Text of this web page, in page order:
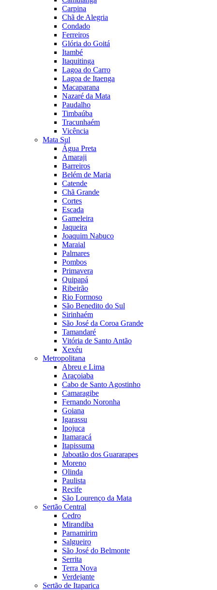
Carpina
Chã de Alegria
Condado
Ferreiros
Glória do Goitá
Itambé
Itaquitinga
Lagoa do Carro
Lagoa de Itaenga
Macaparana
Nazaré da Mata
Paudalho
Timbaúba
Tracunhaém
Vicência
Mata Sul
Água Preta
Amaraji
Barreiros
Belém de Maria
Catende
Chã Grande
Cortes
Escada
Gameleira
Jaqueira
Joaquim Nabuco
Maraial
Palmares
Pombos
Primavera
Quipapá
Ribeirão
Rio Formoso
São Benedito do Sul
Sirinhaém
São José da Coroa Grande
Tamandaré
Vitória de Santo Antão
Xexéu
Metropolitana
Abreu e Lima
Araçoiaba
Cabo de Santo Agostinho
Camaragibe
Fernando Noronha
Goiana
Igarassu
Ipojuca
Itamaracá
Itapissuma
Jaboatão dos Guararapes
Moreno
Olinda
Paulista
Recife
São Lourenço da Mata
Sertão Central
Cedro
Mirandiba
Parnamirim
Salgueiro
São José do Belmonte
Serrita
Terra Nova
Verdejante
Sertão de Itaparica